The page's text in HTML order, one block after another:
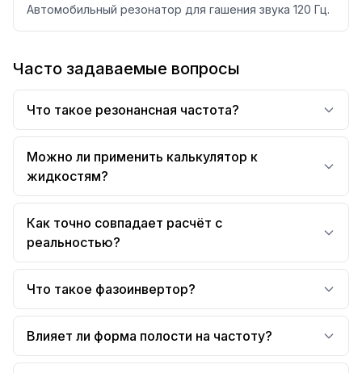
Автомобильный резонатор для гашения звука 120 Гц.
Часто задаваемые вопросы
Что такое резонансная частота?
Можно ли применить калькулятор к
жидкостям?
Как точно совпадает расчёт с
реальностью?
Что такое фазоинвертор?
Влияет ли форма полости на частоту?